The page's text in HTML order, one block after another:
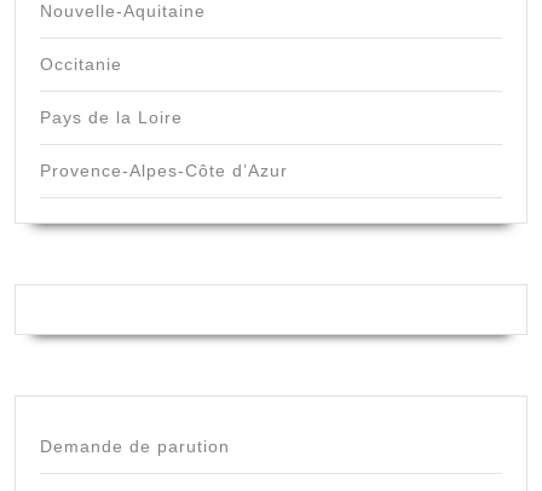
Nouvelle-Aquitaine
Occitanie
Pays de la Loire
Provence-Alpes-Côte d’Azur
Demande de parution